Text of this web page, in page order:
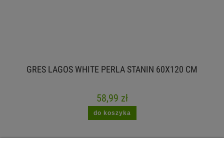
GRES LAGOS WHITE PERLA STANIN 60X120 CM
58,99 zł
do koszyka